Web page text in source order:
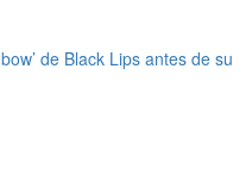
de Black Lips antes de su